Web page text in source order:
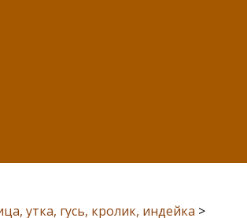
утка, гусь, кролик, индейка >